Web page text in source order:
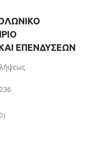
ΕΠΕΝΔΥΣΕΩΝ